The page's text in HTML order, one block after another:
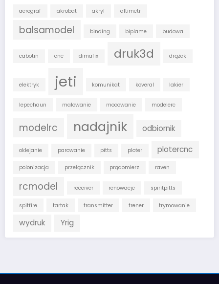
aerograf akrobat akryl altimetr
balsamodel binding biplame budowa
cabotin cnc dimafix druk3d drążek
elektryk jeti komunikat koveral lakier
lepechaun malowanie mocowanie modelerc
modelrc nadajnik odbiornik
oklejanie parowanie pitts ploter plotercnc
polonizacja przełącznik prądomierz raven
rcmodel receiver renowacje spiritpitts
spitfire tartak transmitter trener trymowanie
wydruk Yrig